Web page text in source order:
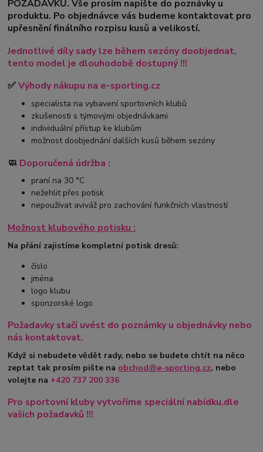
POŽADAVKŮ. Vše prosím napište do poznávky u
produktu. Po objednávce vás budeme kontaktovat pro
upřesnění finálního rozpisu kusů a velikostí.
Jednotlivé díly sady lze během sezóny doobjednat,
tento model je dlouhodobě dostupný !!!
✅Výhody nákupu na e-sporting.cz
specialista na vybavení sportovních klubů
zkušenosti s týmovými objednávkami
individuální přístup ke klubům
možnost doobjednání dalších kusů během sezóny
🧼 Doporučená údržba :
praní na 30 °C
nežehlit přes potisk
nepoužívat aviváž pro zachování funkčních vlastností
Možnost klubového potisku :
Na přání zajistíme kompletní potisk dresů:
číslo
jména
logo klubu
sponzorské logo
Požadavky stačí uvést do poznámky u objednávky nebo
nás kontaktovat.
Když si nebudete vědět rady, nebo se budete chtít na něco
zeptat tak prosím pište na obchod@e-sporting.cz, nebo
volejte na +420 737 200 336
Pro sportovní kluby vytvoříme speciální nabídku,dle
vašich požadavků !!!